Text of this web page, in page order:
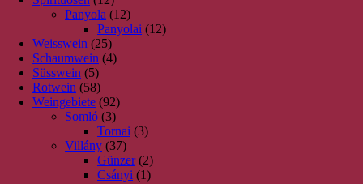
Panyola (12)
Panyolai (12)
Weisswein (25)
Schaumwein (4)
Süsswein (5)
Rotwein (58)
Weingebiete (92)
Somló (3)
Tornai (3)
Villány (37)
Günzer (2)
Csányi (1)